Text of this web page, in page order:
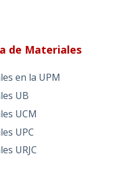
de Materiales
en la UPM
UB
UCM
UPC
URJC